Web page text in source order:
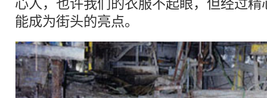
心人，也许我们的衣服不起眼，但经过
能成为街头的亮点。